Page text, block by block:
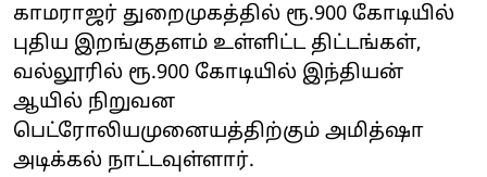
காமராஜர் துறைமுகத்தில் ரூ.900 கோடியில்
புதிய இறங்குதளம் உள்ளிட்ட திட்டங்கள்,
வல்லூரில் ரூ.900 கோடியில் இந்தியன்
ஆயில் நிறுவன
பெட்ரோலியமுனையத்திற்கும் அமித்ஷா
அடிக்கல் நாட்டவுள்ளார்.